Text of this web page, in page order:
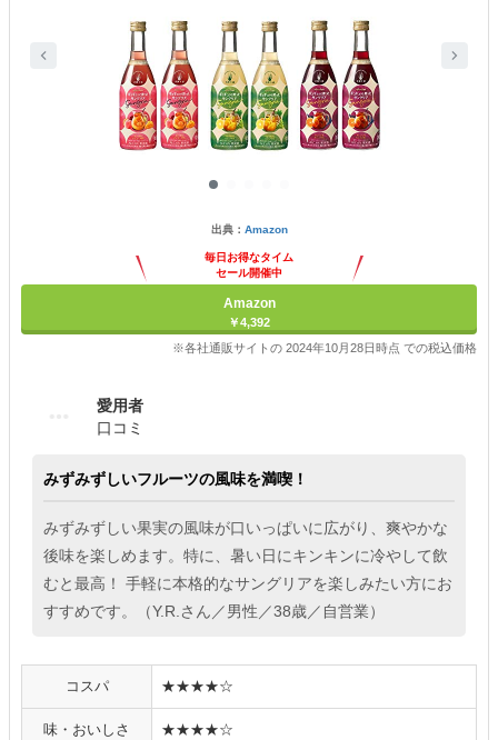
出典： Amazon
毎日お得なタイム
セール開催中
Amazon
￥4,392
※各社通販サイトの 2024年10月28日時点 での税込価格
愛用者
口コミ
みずみずしいフルーツの風味を満喫！
みずみずしい果実の風味が口いっぱいに広がり、爽やかな
後味を楽しめます。特に、暑い日にキンキンに冷やして飲
むと最高！ 手軽に本格的なサングリアを楽しみたい方にお
すすめです。（Y.R.さん／男性／38歳／自営業）
コスパ ★★★★☆
味・おいしさ ★★★★☆